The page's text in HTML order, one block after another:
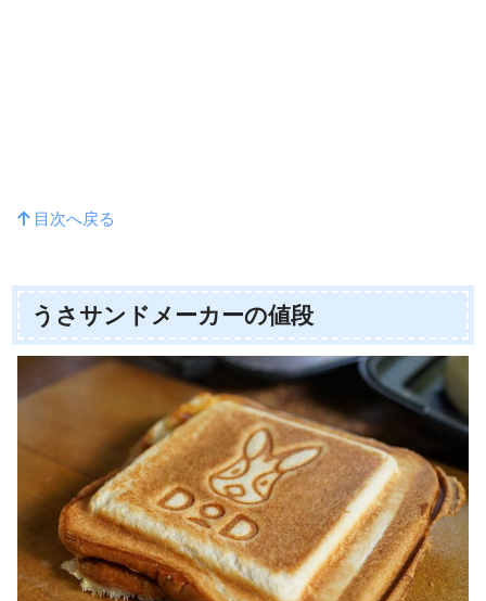
目次へ戻る
うさサンドメーカーの値段